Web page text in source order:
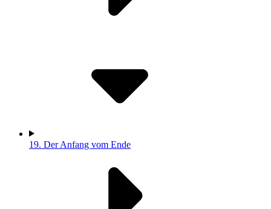
19. Der Anfang vom Ende